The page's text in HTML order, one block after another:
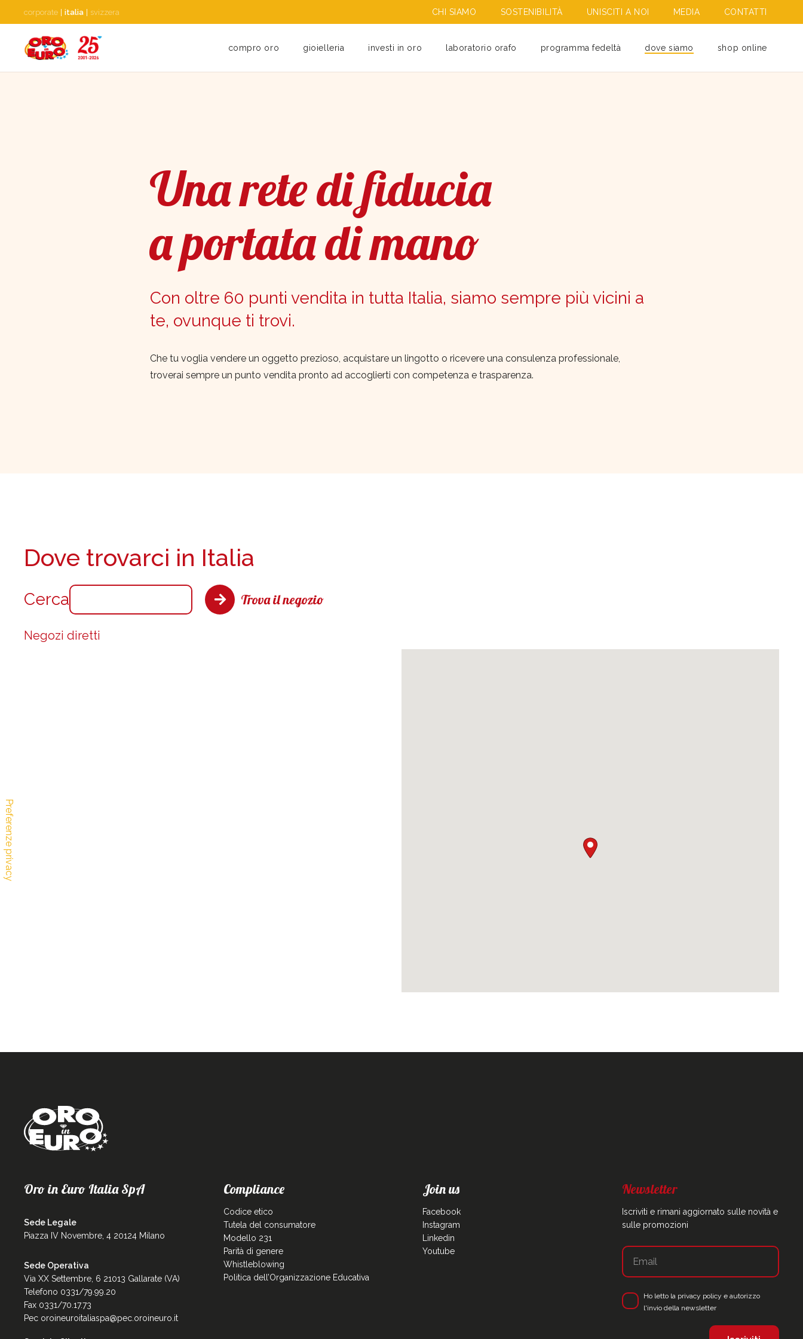
corporate italia svizzera CHI SIAMO SOSTENIBILITÀ UNISCITI A NOI MEDIA CONTATTI
compro oro gioielleria investi in oro laboratorio orafo programma fedeltà dove siamo shop online
Una rete di fiducia
a portata di mano
Con oltre 60 punti vendita in tutta Italia, siamo sempre più vicini a
te, ovunque ti trovi.
Che tu voglia vendere un oggetto prezioso, acquistare un lingotto o ricevere una consulenza professionale,
troverai sempre un punto vendita pronto ad accoglierti con competenza e trasparenza.
Cerca Trova il negozio
Dove trovarci in Italia
Negozi diretti
Oro in Euro Italia SpA
Sede Legale
Piazza IV Novembre, 4 20124 Milano
Sede Operativa
Via XX Settembre, 6 21013 Gallarate (VA)
Telefono 0331/79.99.20
Fax 0331/70.17.73
Pec oroineuroitaliaspa@pec.oroineuro.it
Compliance
Codice etico
Tutela del consumatore
Modello 231
Parità di genere
Whistleblowing
Politica dell’Organizzazione Educativa
Join us
Facebook
Instagram
Linkedin
Youtube
Newsletter
Iscriviti e rimani aggiornato sulle novità e
sulle promozioni
Ho letto la privacy policy e autorizzo
l'invio della newsletter